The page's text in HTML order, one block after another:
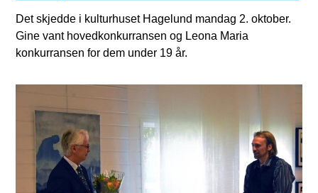
Det skjedde i kulturhuset Hagelund mandag 2. oktober.
Gine vant hovedkonkurransen og Leona Maria
konkurransen for dem under 19 år.